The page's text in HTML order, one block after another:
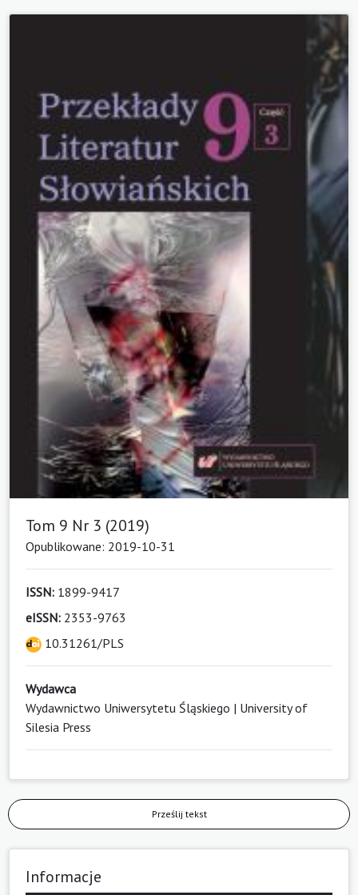
Tom 9 Nr 3 (2019)
Opublikowane: 2019-10-31
ISSN: 1899-9417
eISSN: 2353-9763
10.31261/PLS
Wydawca
Wydawnictwo Uniwersytetu Śląskiego | University of
Silesia Press
Prześlij tekst
Informacje